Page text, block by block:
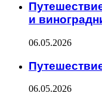
и
06.05.2026
06.05.2026